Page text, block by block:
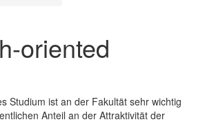
oriented
Studium ist an der Fakultät sehr wichtig
Anteil an der Attraktivität der